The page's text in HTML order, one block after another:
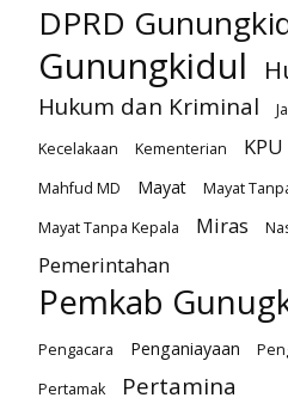
DPRD
Gunungkidul
Hukum dan Kriminal
Kecelakaan
Kementerian KPU
Mahfud MD
Mayat
Mayat
Mayat Tanpa Kepala
Miras
Pemerintahan
Pemkab
Pengacara Penganiayaan
Pertamak Pertamina